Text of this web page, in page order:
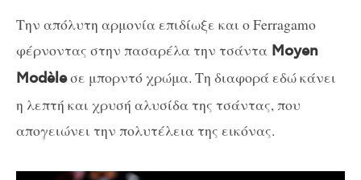
Την απόλυτη αρμονία επιδίωξε και ο Ferragamo
φέρνοντας στην πασαρέλα την τσάντα Moyen
Modèleσε μπορντό χρώμα. Τη διαφορά εδώ κάνει
η λεπτή και χρυσή αλυσίδα της τσάντας, που
απογειώνει την πολυτέλεια της εικόνας.